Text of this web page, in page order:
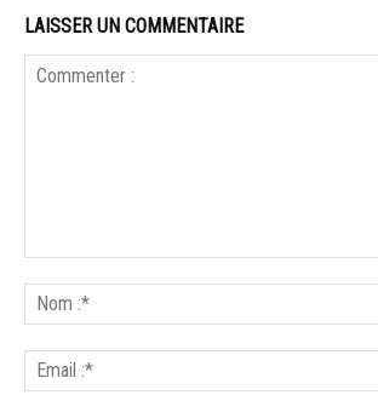
LAISSER UN COMMENTAIRE